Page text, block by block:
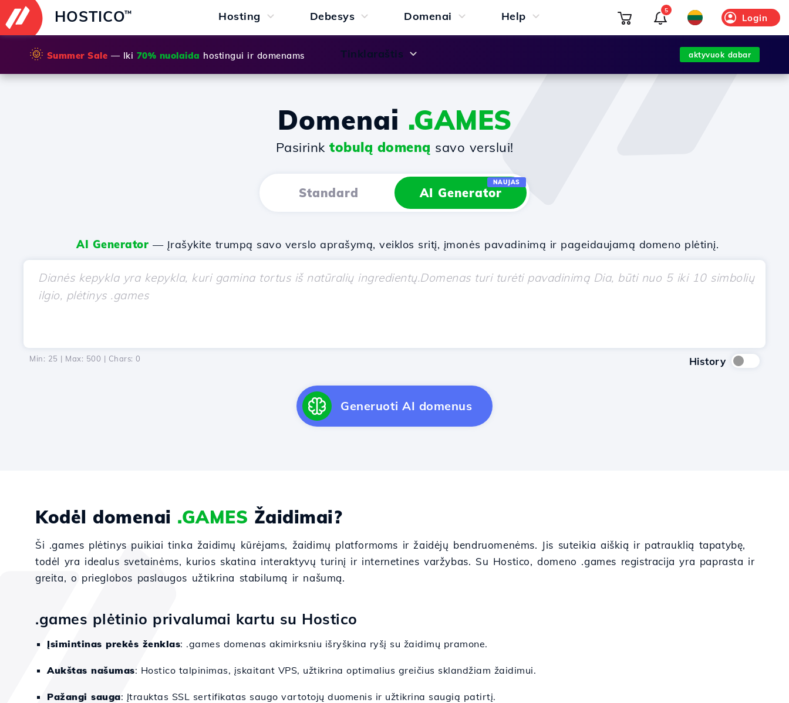
HOSTICO™ Hosting Debesys Domenai Help
Tinklaraštis
Login
5
🌞 Summer Sale — Iki 70% nuolaida hostingui ir domenams aktyvuok dabar
Domenai .GAMES
Pasirink tobulą domeną savo verslui!
Standard AI Generator
NAUJAS
AI Generator — Įrašykite trumpą savo verslo aprašymą, veiklos sritį, įmonės pavadinimą ir pageidaujamą domeno plėtinį.
Min: 25 | Max: 500 | Chars: 0 History
Generuoti AI domenus
Kodėl domenai .GAMES Žaidimai?
Ši .games plėtinys puikiai tinka žaidimų kūrėjams, žaidimų platformoms ir žaidėjų bendruomenėms. Jis suteikia aiškią ir patrauklią tapatybę,
todėl yra idealus svetainėms, kurios skatina interaktyvų turinį ir internetines varžybas. Su Hostico, domeno .games registracija yra paprasta ir
greita, o prieglobos paslaugos užtikrina stabilumą ir našumą.
.games plėtinio privalumai kartu su Hostico
Įsimintinas prekės ženklas: .games domenas akimirksniu išryškina ryšį su žaidimų pramone.
Aukštas našumas: Hostico talpinimas, įskaitant VPS, užtikrina optimalius greičius sklandžiam žaidimui.
Pažangi sauga: Įtrauktas SSL sertifikatas saugo vartotojų duomenis ir užtikrina saugią patirtį.